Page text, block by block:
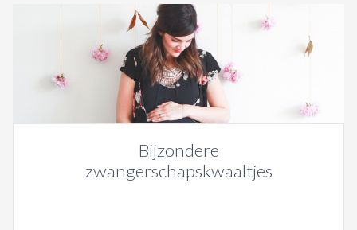
Bijzondere
zwangerschapskwaaltjes